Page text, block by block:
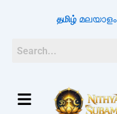
தமிழ் മലയാളം